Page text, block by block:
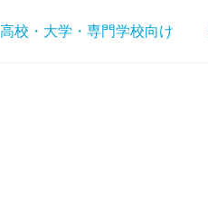
高校・大学・専門学校向け